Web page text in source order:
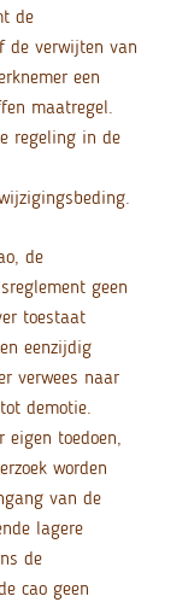
de
de verwijten van
een
maatregel.
regeling in de
de
geen
toestaat
eenzijdig
verwees naar
demotie.
eigen toedoen,
worden
van de
lagere
de
cao geen